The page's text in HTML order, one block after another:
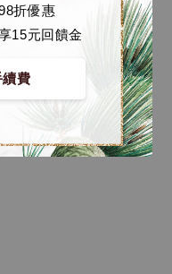
折優惠
15元回饋金
費
藏雕像 布魯克達
- +
加入購物車